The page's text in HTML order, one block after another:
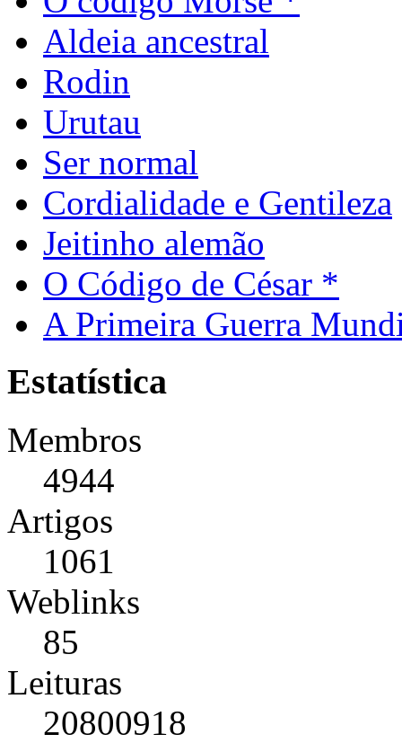
Aldeia ancestral
Rodin
Urutau
Ser normal
Cordialidade e Gentileza
Jeitinho alemão
O Código de César *
A Primeira Guerra
Estatística
Membros
4944
Artigos
1061
Weblinks
85
Leituras
20800918